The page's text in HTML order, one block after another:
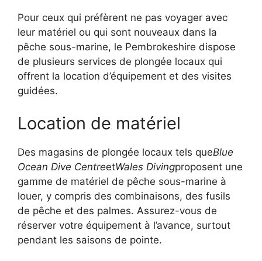
Pour ceux qui préfèrent ne pas voyager avec
leur matériel ou qui sont nouveaux dans la
pêche sous-marine, le Pembrokeshire dispose
de plusieurs services de plongée locaux qui
offrent la location d’équipement et des visites
guidées.
Location de matériel
Des magasins de plongée locaux tels queBlue
Ocean Dive CentreetWales Divingproposent une
gamme de matériel de pêche sous-marine à
louer, y compris des combinaisons, des fusils
de pêche et des palmes. Assurez-vous de
réserver votre équipement à l’avance, surtout
pendant les saisons de pointe.